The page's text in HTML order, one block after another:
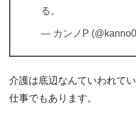
る。
— カンノP
介護は底辺なんていわれて
仕事でもあります。